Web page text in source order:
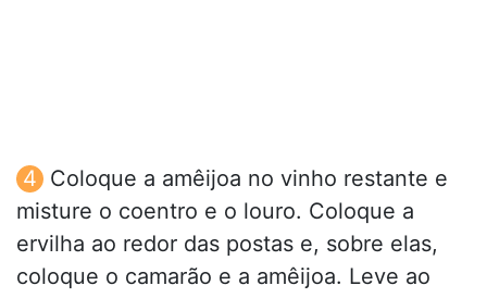
Coloque a amêijoa no vinho restante e
misture o coentro e o louro. Coloque a
ervilha ao redor das postas e, sobre elas,
coloque o camarão e a amêijoa. Leve ao